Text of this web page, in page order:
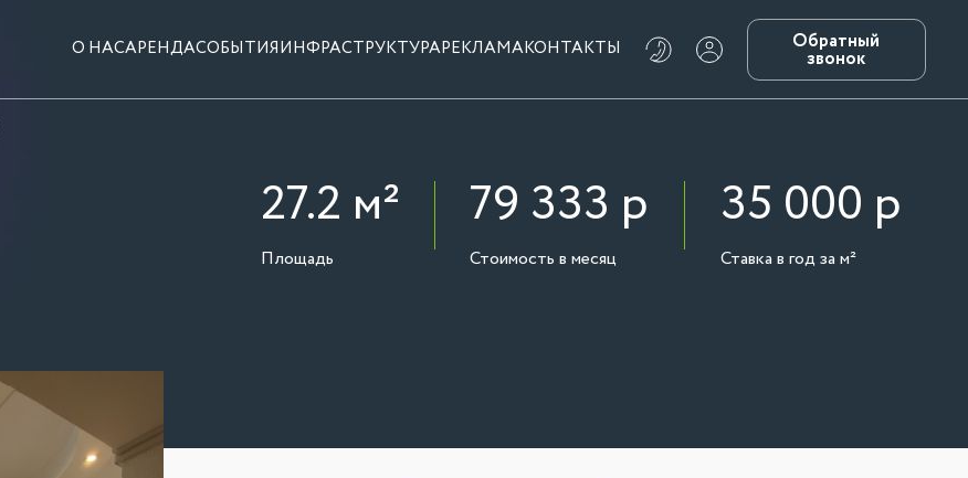
О НАСАРЕНДАСОБЫТИЯИНФРАСТРУКТУРАРЕКЛАМАКОНТАКТЫ Обратный
звонок
27.2 м²
Площадь
79 333 р
Стоимость в месяц
35 000 р
Ставка в год за м²